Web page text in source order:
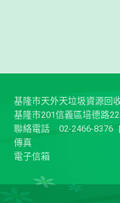
基隆市天外天垃圾資源回
基隆市201信義區培德路
聯絡電話
02-2466-8376 |
傳真
電子信箱